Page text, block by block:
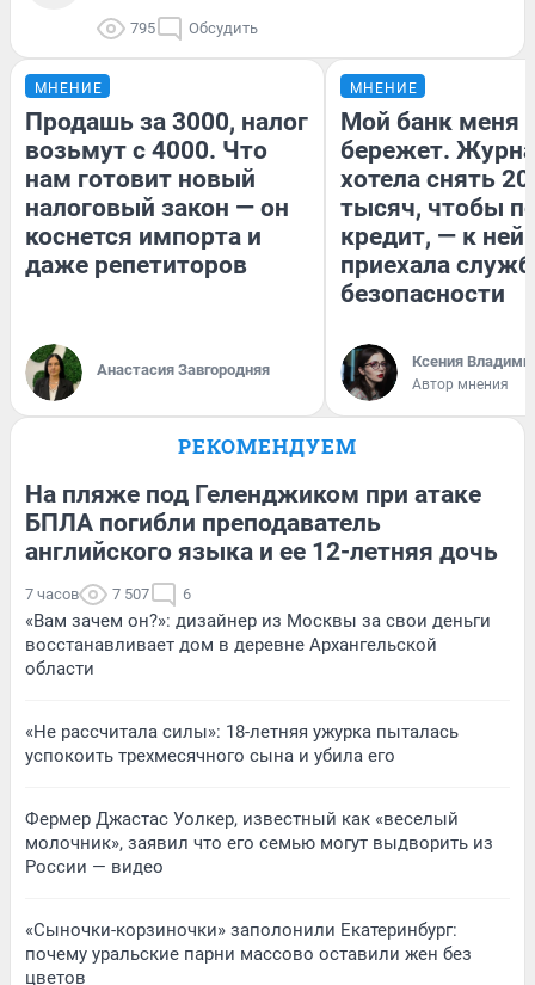
795 Обсудить
МНЕНИЕ
Продашь за 3000, налог
возьмут с 4000. Что
нам готовит новый
налоговый закон — он
коснется импорта и
даже репетиторов
Анастасия Завгородняя
МНЕНИЕ
Мой банк меня
бережет.
хотела снять
тысяч, чтобы
кредит, — к
приехала
безопасности
Ксения
Автор мнения
РЕКОМЕНДУЕМ
На пляже под Геленджиком при атаке
БПЛА погибли преподаватель
английского языка и ее 12-летняя дочь
7 часов 7 507 6
«Вам зачем он?»: дизайнер из Москвы за свои деньги
восстанавливает дом в деревне Архангельской
области
«Не рассчитала силы»: 18-летняя ужурка пыталась
успокоить трехмесячного сына и убила его
Фермер Джастас Уолкер, известный как «веселый
молочник», заявил что его семью могут выдворить из
России — видео
«Сыночки-корзиночки» заполонили Екатеринбург:
почему уральские парни массово оставили жен без
цветов